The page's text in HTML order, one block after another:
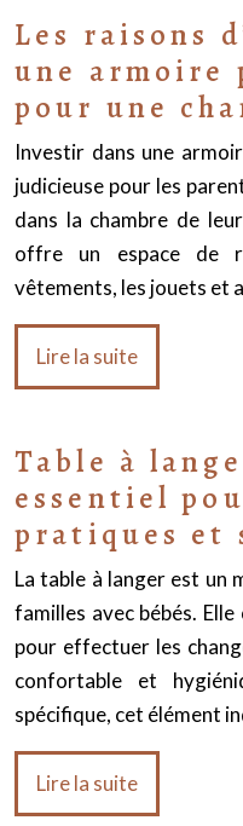
Les raisons
une armoire
pour une
Investir dans une
judicieuse pour les
dans la chambre de
offre un espace de
vêtements, les jouets et
Lire la suite
Table à
essentiel
pratiques et
La table à langer est un
familles avec bébés.
pour effectuer les
confortable et
spécifique, cet élément
Lire la suite